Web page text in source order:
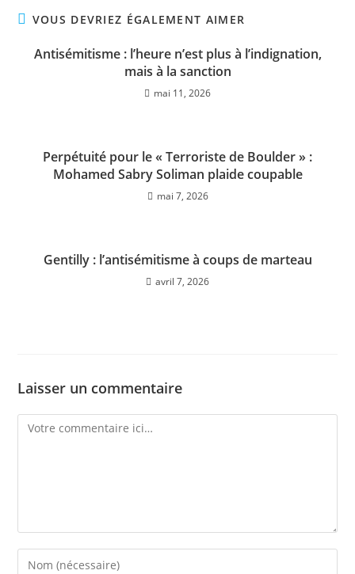
VOUS DEVRIEZ ÉGALEMENT AIMER
Antisémitisme : l’heure n’est plus à l’indignation,
mais à la sanction
mai 11, 2026
Perpétuité pour le « Terroriste de Boulder » :
Mohamed Sabry Soliman plaide coupable
mai 7, 2026
Gentilly : l’antisémitisme à coups de marteau
avril 7, 2026
Laisser un commentaire